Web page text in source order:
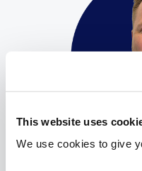
This website uses
We use cookies to give